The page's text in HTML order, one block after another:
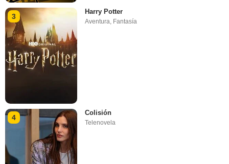
3
Harry Potter
Aventura Fantasía
4
Colisión
Telenovela